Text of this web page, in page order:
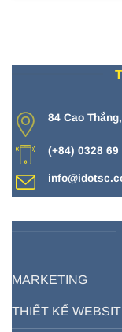
84 Cao
(+84) 0328 69
MARKETING
THIẾT KẾ